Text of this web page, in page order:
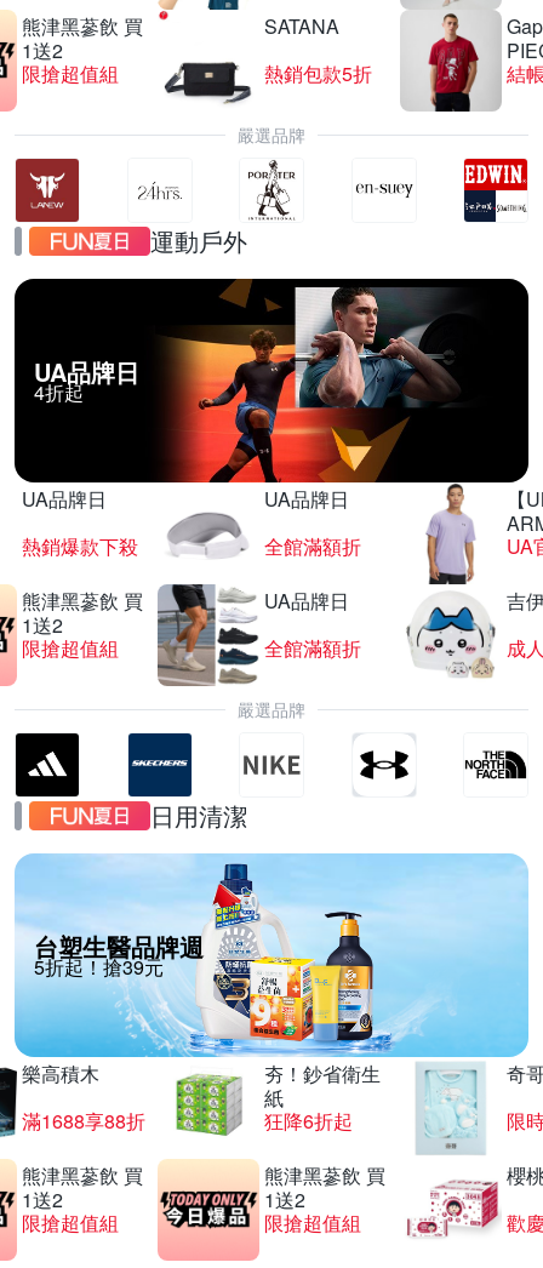
熊津黑蔘飲 買
1送2
限搶超值組
SATANA
熱銷包款5折
結
嚴選品牌
運動戶外
UA品牌日
4折起
UA品牌日
熱銷爆款下殺
UA品牌日
全館滿額折
【
UA
熊津黑蔘飲 買
1送2
限搶超值組
UA品牌日
全館滿額折
吉
嚴選品牌
日用清潔
台塑生醫品牌週
5折起！搶39元
樂高積木
滿1688享88折
夯！鈔省衛生
紙
狂降6折起
奇
限
熊津黑蔘飲 買
1送2
限搶超值組
熊津黑蔘飲 買
1送2
限搶超值組
櫻
歡